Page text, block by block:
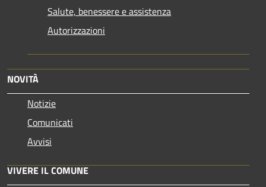
Salute, benessere e assistenza
Autorizzazioni
NOVITÀ
Notizie
Comunicati
Avvisi
VIVERE IL COMUNE